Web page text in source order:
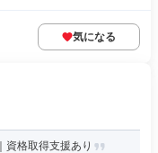
気になる
資格取得支援あり